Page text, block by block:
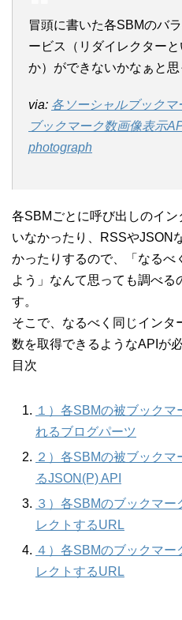
冒頭に書いた各SBMのバ
ービス（リダイレクター
か）ができないかなぁと思
via: 各ソーシャルブック
ブックマーク数画像表示
photograph
各SBMごとに呼び出しのイ
いなかったり、RSSやJSON
かったりするので、「なるべ
よう」なんて思っても調べ
す。
そこで、なるべく同じインタ
数を取得できるようなAPIが
目次
１）各SBMの被ブック
れるブログパーツ
２）各SBMの被ブック
るJSON(P) API
３）各SBMのブックマ
レクトするURL
４）各SBMのブックマ
レクトするURL